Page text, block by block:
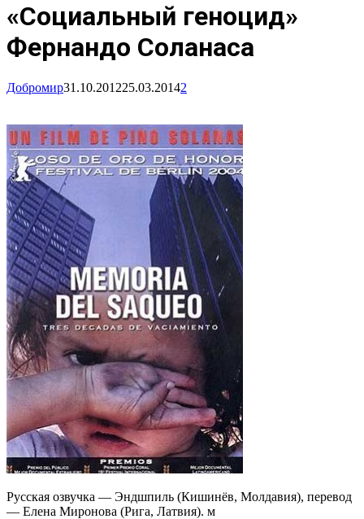
«Социальный геноцид»
Фернандо Соланаса
Добромир31.10.201225.03.20142
Русская озвучка — Эндшпиль (Кишинёв, Молдавия), перевод
— Елена Миронова (Рига, Латвия). м